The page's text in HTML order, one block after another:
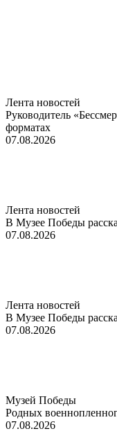
Лента новостей
Руководитель
форматах
07.08.2026
Лента новостей
В Музее Победы
07.08.2026
Лента новостей
В Музее Победы
07.08.2026
Музей Победы
Родных
07.08.2026